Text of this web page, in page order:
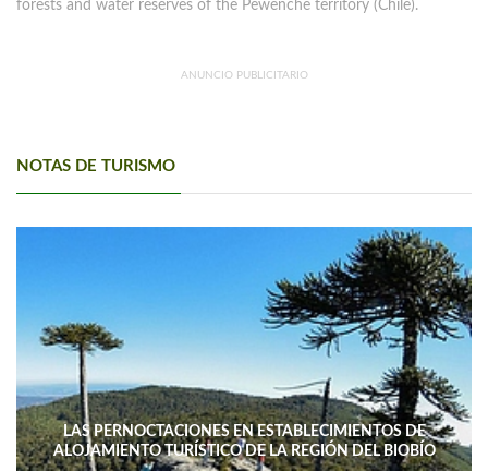
forests and water reserves of the Pewenche territory (Chile).
ANUNCIO PUBLICITARIO
NOTAS DE TURISMO
LAS PERNOCTACIONES EN ESTABLECIMIENTOS DE
ALOJAMIENTO TURÍSTICO DE LA REGIÓN DEL BIOBÍO